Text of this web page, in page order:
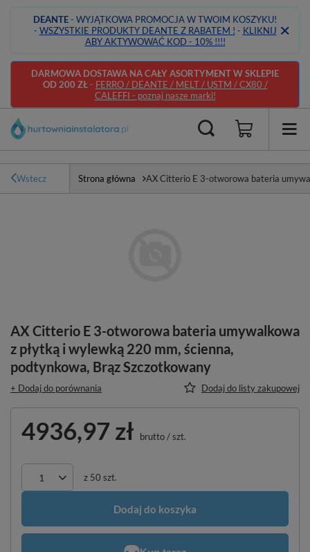
DEANTE- WYJĄTKOWA PROMOCJA W TWOIM KOSZYKU!
- WSZYSTKIE PRODUKTY DEANTE Z RABATEM ! - KLIKNIJ
ABY AKTYWOWAĆ KOD - 10% !!!!
DARMOWA DOSTAWA NA CAŁY ASORTYMENT W SKLEPIE
OD 200 ZŁ- FERRO / DEANTE / MELT / USTM / CX80 /
CALEFFI - poznaj nasze marki!
Wstecz Strona główna AX Citterio E 3-otworowa bateria
AX Citterio E 3-otworowa bateria umywalkowa
z płytką i wylewką 220 mm, ścienna,
podtynkowa, Brąz Szczotkowany
+ Dodaj do porównania Dodaj do listy zakupowej
4936,97 zł brutto/szt.
z 50 szt.
Dodaj do koszyka